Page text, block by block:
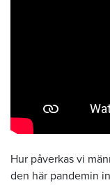
Hur påverkas vi
den här pandemin